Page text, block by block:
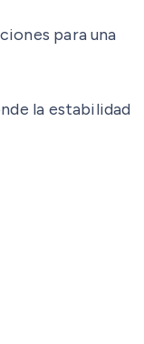
para una
la estabilidad